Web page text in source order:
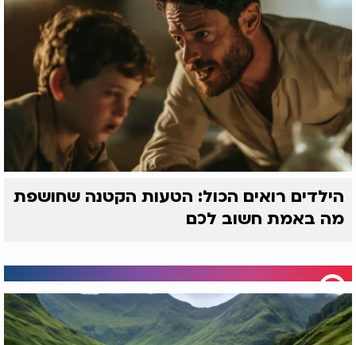
הילדים רואים הכול: הטעות הקטנה שחושפת
מה באמת חשוב לכם